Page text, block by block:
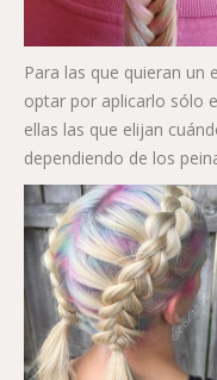
Para las que quieran
optar por aplicarlo sólo
ellas las que elijan
dependiendo de los